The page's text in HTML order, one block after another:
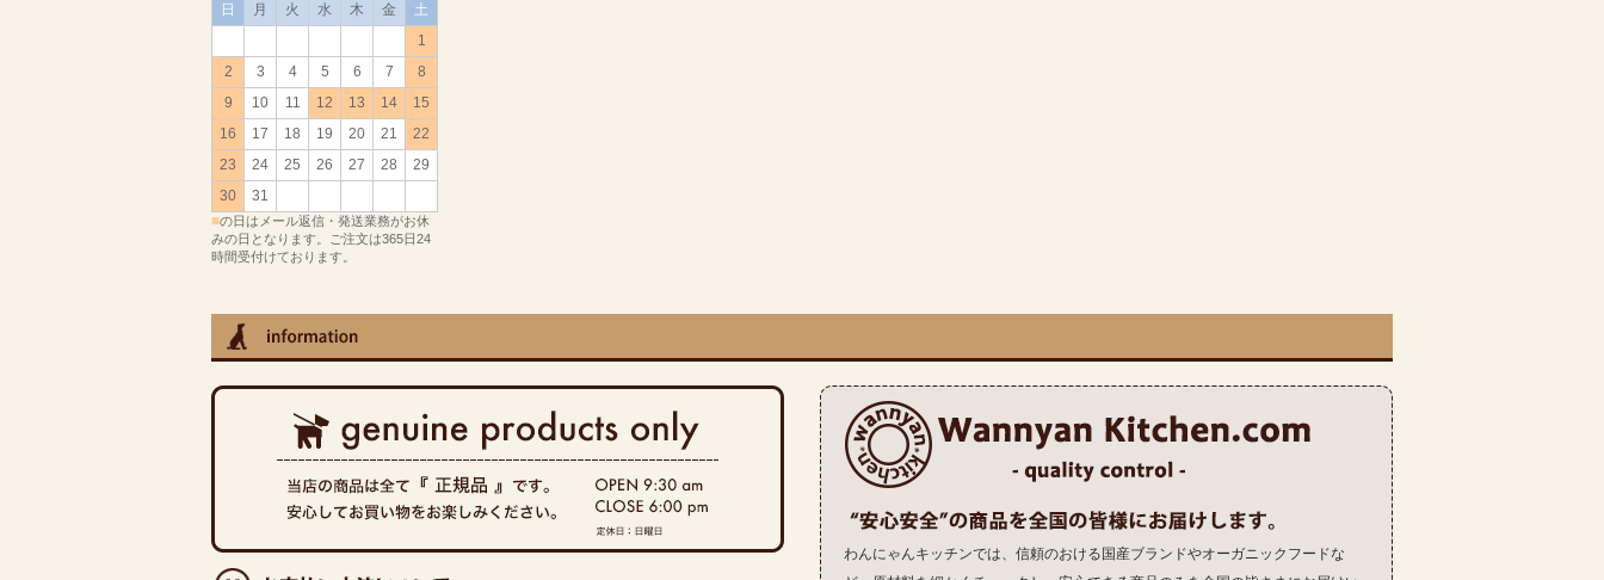
日
月 火 水 木 金
土
1
2
3 4 5 6 7
8
9
10 11 12 13 14
15
16
17 18 19 20 21
22
23
24 25 26 27 28
29
30
31
■の日はメール返信・発送業務がお休
みの日となります。ご注文は365日24
時間受付けております。
わんにゃんキッチンでは、信頼のおける国産ブランドやオーガニックフードな